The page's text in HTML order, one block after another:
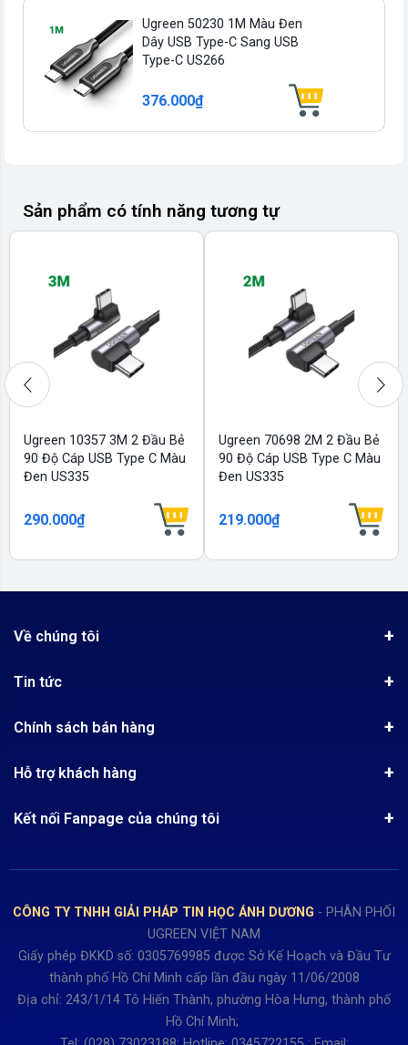
Ugreen 50230 1M Màu Đen
Dây USB Type-C Sang USB
Type-C US266
376.000₫
Sản phẩm có tính năng tương tự
Ugreen 10357 3M 2 Đầu Bẻ
90 Độ Cáp USB Type C Màu
Đen US335
290.000₫
Ugreen 70698 2M 2 Đầu Bẻ
90 Độ Cáp USB Type C Màu
Đen US335
219.000₫
Về chúng tôi
Quy chế hoạt động
Tra cứu đơn hàng
Tin tức
Công nghệ - Sản phẩm mới
Review sản phẩm
Chính sách bán hàng
Chính sách Hủy, Đổi, Trả hàng
Hướng dẫn đăng ký tài khoản
Hỗ trợ khách hàng
Thời gian làm việc từ Thứ 2- Thứ 7
Buổi chiều từ 13h15 đến 17h30
Thứ 7 làm đến 15h30 chiều.
Kết nối Fanpage của chúng tôi
CÔNG TY TNHH GIẢI PHÁP TIN HỌC ÁNH DƯƠNG - PHÂN PHỐI
UGREEN VIỆT NAM
Giấy phép ĐKKD số: 0305769985 được Sở Kế Hoạch và Đầu Tư
thành phố Hồ Chí Minh cấp lần đầu ngày 11/06/2008
Địa chỉ: 243/1/14 Tô Hiến Thành, phường Hòa Hưng, thành phố
Hồ Chí Minh;